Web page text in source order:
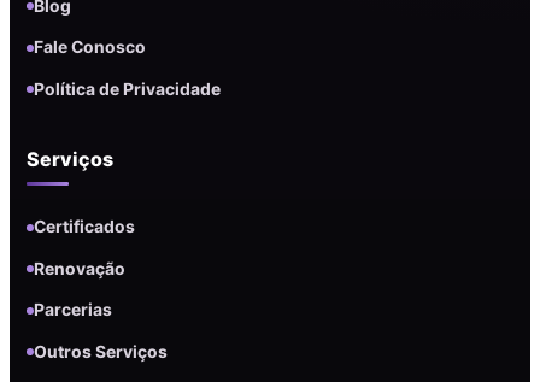
Blog
Fale Conosco
Política de Privacidade
Serviços
Certificados
Renovação
Parcerias
Outros Serviços